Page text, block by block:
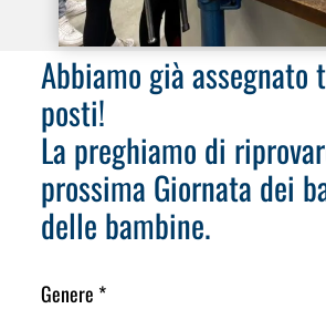
Abbiamo già
posti!
La preghiamo di
prossima Giornata dei
delle bambine.
Genere *